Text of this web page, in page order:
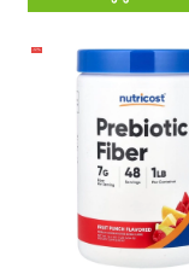
-12%